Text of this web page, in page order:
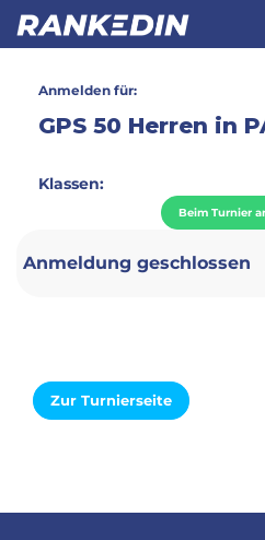
Anmelden für:
GPS 50 Herren in
Klassen:
Beim Turnier
Anmeldung geschlossen
Zur Turnierseite